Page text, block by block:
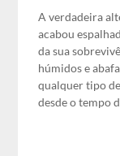
A verdadeira
acabou
da sua
húmidos e
qualquer tipo
desde o tempo